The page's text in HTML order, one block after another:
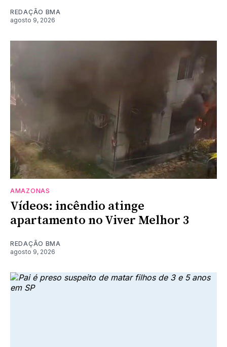
REDAÇÃO BMA
agosto 9, 2026
AMAZONAS
Vídeos: incêndio atinge
apartamento no Viver Melhor 3
REDAÇÃO BMA
agosto 9, 2026